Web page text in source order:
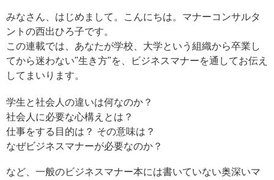
みなさん、はじめまして。こんにちは。マナーコンサルタ
ントの西出ひろ子です。
この連載では、あなたが学校、大学という組織から卒業し
てから迷わない"生き方"を、ビジネスマナーを通してお伝え
してまいります。
学生と社会人の違いは何なのか？
社会人に必要な心構えとは？
仕事をする目的は？ その意味は？
なぜビジネスマナーが必要なのか？
など、一般のビジネスマナー本には書いていない奥深いマ